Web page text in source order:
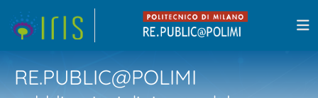
RE.PUBLIC@POLIMI